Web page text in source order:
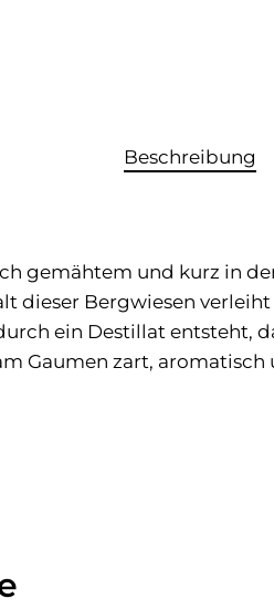
Beschreibung
gemähtem und kurz in
dieser Bergwiesen
ein Destillat entsteht,
Gaumen zart,